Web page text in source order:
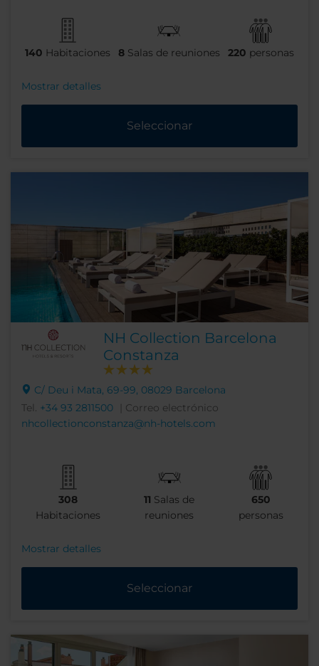
140 Habitaciones 8 Salas de reuniones 220 personas
Mostrar detalles
Seleccionar
NH Collection Barcelona
Constanza
C/ Deu i Mata, 69-99, 08029 Barcelona
Tel. +34 93 2811500
| Correo electrónico
nhcollectionconstanza@nh-hotels.com
308
Habitaciones
11 Salas de
reuniones
650
personas
Mostrar detalles
Seleccionar